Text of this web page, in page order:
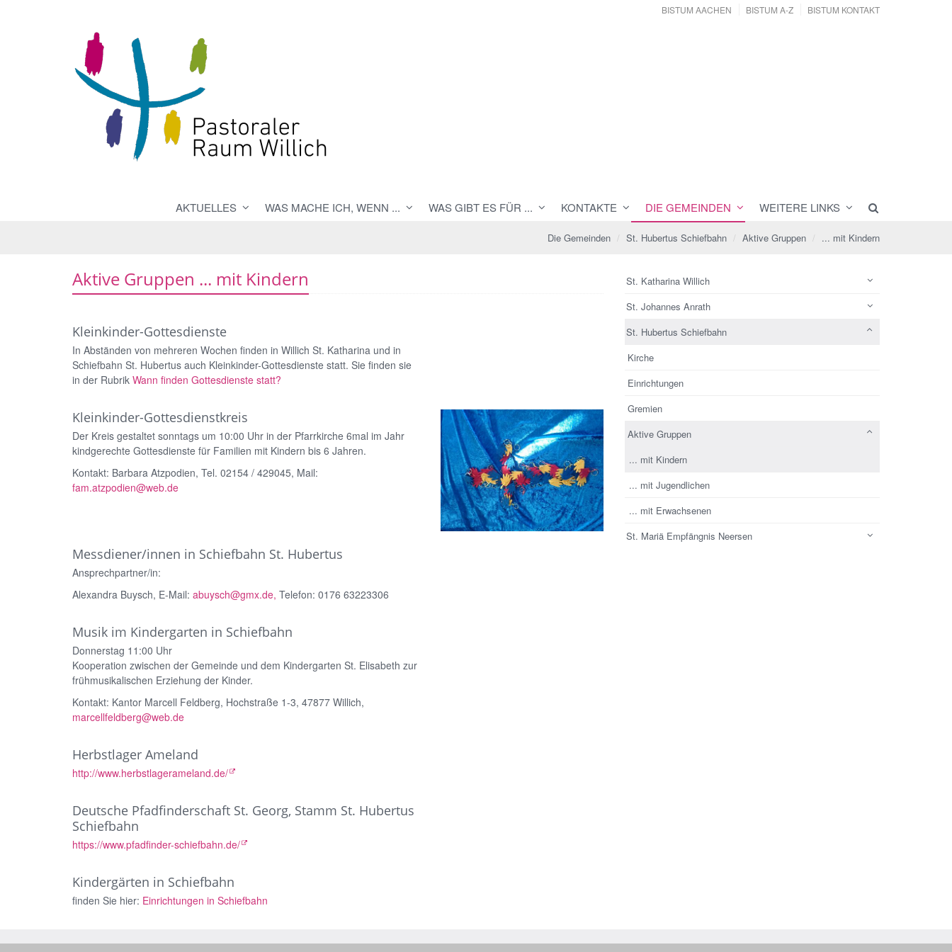
BISTUM AACHEN BISTUM A-Z BISTUM KONTAKT
AKTUELLES WAS MACHE ICH, WENN ... WAS GIBT ES FÜR ... KONTAKTE DIE GEMEINDEN WEITERE LINKS
Die Gemeinden St. Hubertus Schiefbahn Aktive Gruppen ... mit Kindern
Aktive Gruppen ... mit Kindern
Kleinkinder-Gottesdienste
In Abständen von mehreren Wochen finden in Willich St. Katharina und in
Schiefbahn St. Hubertus auch Kleinkinder-Gottesdienste statt. Sie finden sie
in der Rubrik Wann finden Gottesdienste statt?
Kleinkinder-Gottesdienstkreis
Der Kreis gestaltet sonntags um 10:00 Uhr in der Pfarrkirche 6mal im Jahr
kindgerechte Gottesdienste für Familien mit Kindern bis 6 Jahren.
Kontakt: Barbara Atzpodien, Tel. 02154 / 429045, Mail:
fam.atzpodien@web.de
Messdiener/innen in Schiefbahn St. Hubertus
Ansprechpartner/in:
Alexandra Buysch, E-Mail: abuysch@gmx.de, Telefon: 0176 63223306
Musik im Kindergarten in Schiefbahn
Donnerstag 11:00 Uhr
Kooperation zwischen der Gemeinde und dem Kindergarten St. Elisabeth zur
frühmusikalischen Erziehung der Kinder.
Kontakt: Kantor Marcell Feldberg, Hochstraße 1-3, 47877 Willich,
marcellfeldberg@web.de
Herbstlager Ameland
http://www.herbstlagerameland.de/
Deutsche Pfadfinderschaft St. Georg, Stamm St. Hubertus
Schiefbahn
https://www.pfadfinder-schiefbahn.de/
Kindergärten in Schiefbahn
finden Sie hier: Einrichtungen in Schiefbahn
St. Katharina Willich
St. Johannes Anrath
St. Hubertus Schiefbahn
Kirche
Einrichtungen
Gremien
Aktive Gruppen
... mit Kindern
... mit Jugendlichen
... mit Erwachsenen
St. Mariä Empfängnis Neersen